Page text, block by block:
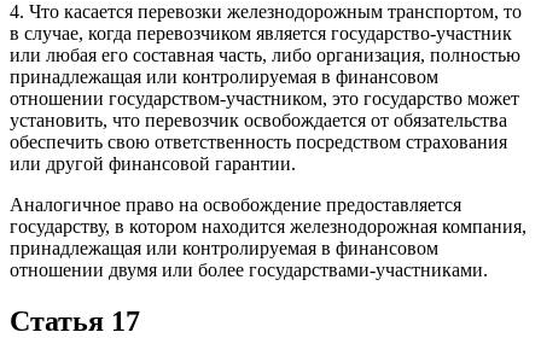
4. Что касается перевозки железнодорожным транспортом, то
в случае, когда перевозчиком является государство-участник
или любая его составная часть, либо организация, полностью
принадлежащая или контролируемая в финансовом
отношении государством-участником, это государство может
установить, что перевозчик освобождается от обязательства
обеспечить свою ответственность посредством страхования
или другой финансовой гарантии.
Аналогичное право на освобождение предоставляется
государству, в котором находится железнодорожная компания,
принадлежащая или контролируемая в финансовом
отношении двумя или более государствами-участниками.
Статья 17